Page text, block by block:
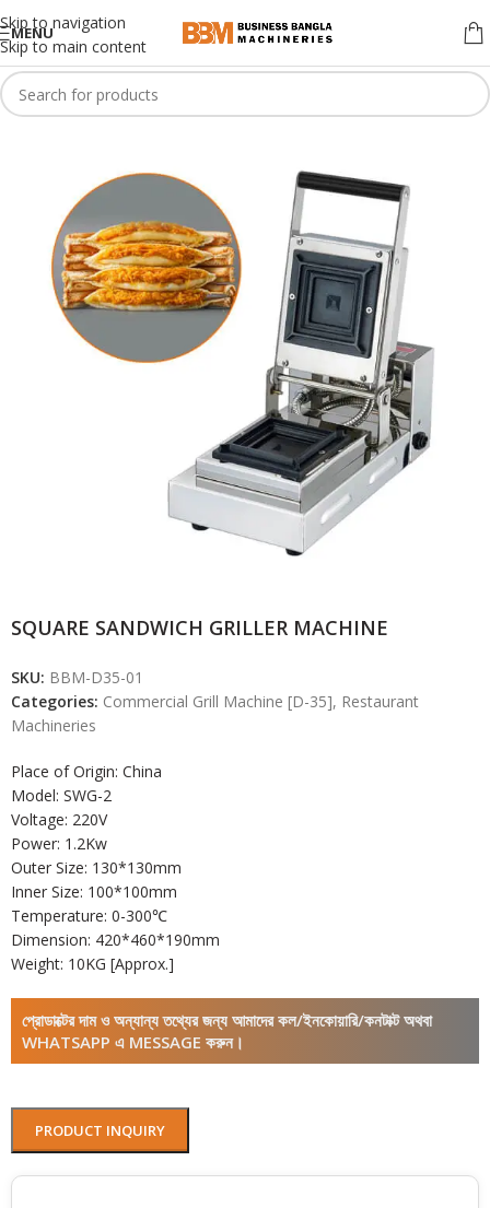
Skip to navigation
Skip to main content
MENU
SQUARE SANDWICH GRILLER MACHINE
SKU: BBM-D35-01
Categories: Commercial Grill Machine [D-35], Restaurant
Machineries
Place of Origin: China
Model: SWG-2
Voltage: 220V
Power: 1.2Kw
Outer Size: 130*130mm
Inner Size: 100*100mm
Temperature: 0-300℃
Dimension: 420*460*190mm
Weight: 10KG [Approx.]
প্রোডাক্টের দাম ও অন্যান্য তথ্যের জন্য আমাদের কল/ইনকোয়ারি/কনটাক্ট অথবা
WHATSAPP এ MESSAGE করুন।
PRODUCT INQUIRY